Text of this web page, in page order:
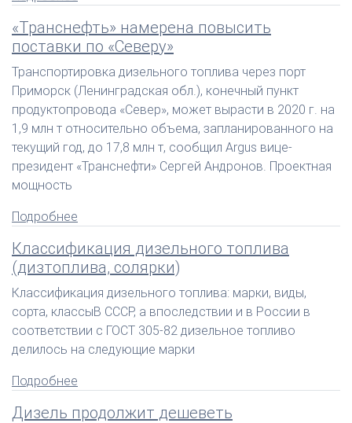
«Транснефть» намерена повысить
поставки по «Северу»
Транспортировка дизельного топлива через порт
Приморск (Ленинградская обл.), конечный пункт
продуктопровода «Север», может вырасти в 2020 г. на
1,9 млн т относительно объема, запланированного на
текущий год, до 17,8 млн т, сообщил Argus вице-
президент «Транснефти» Сергей Андронов. Проектная
мощность
Подробнее
Классификация дизельного топлива
(дизтоплива, солярки)
Классификация дизельного топлива: марки, виды,
сорта, классыВ СССР, а впоследствии и в России в
соответствии с ГОСТ 305-82 дизельное топливо
делилось на следующие марки
Подробнее
Дизель продолжит дешеветь